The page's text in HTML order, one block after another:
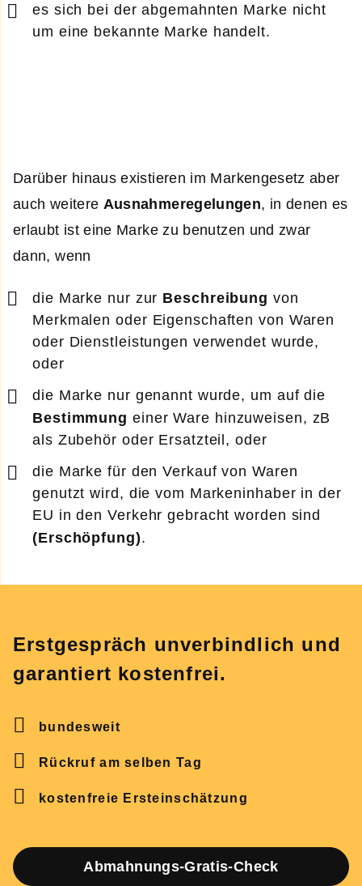
es sich bei der abgemahnten Marke nicht
um eine bekannte Marke handelt.
Darüber hinaus existieren im Markengesetz aber
auch weitere Ausnahmeregelungen, in denen es
erlaubt ist eine Marke zu benutzen und zwar
dann, wenn
die Marke nur zur Beschreibung von
Merkmalen oder Eigenschaften von Waren
oder Dienstleistungen verwendet wurde,
oder
die Marke nur genannt wurde, um auf die
Bestimmung einer Ware hinzuweisen, zB
als Zubehör oder Ersatzteil, oder
die Marke für den Verkauf von Waren
genutzt wird, die vom Markeninhaber in der
EU in den Verkehr gebracht worden sind
(Erschöpfung).
Erstgespräch unverbindlich und
garantiert kostenfrei.
bundesweit
Rückruf am selben Tag
kostenfreie Ersteinschätzung
Abmahnungs-Gratis-Check